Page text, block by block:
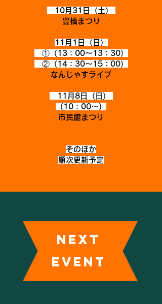
10月31日（土）
豊橋まつり
11月1日（日）
①（13：00～13：30）
②（14：30～15：00）
なんじゃすライブ
11月8日（日）
​（10：00～）
市民館まつり
そのほか
​順次更新予定
NEXT
EVENT